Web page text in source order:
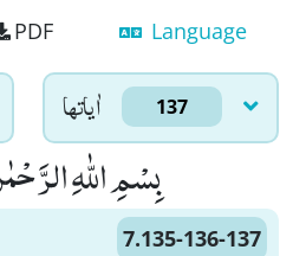
PDF Language
اٰياتها 137
بِسْمِ اللّٰهِ
7.135-136-137